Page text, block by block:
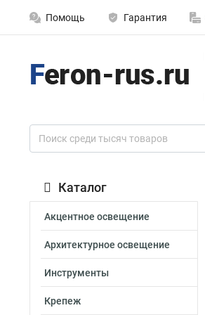
Помощь Гарантия
Каталог
Акцентное освещение
Архитектурное освещение
Инструменты
Крепеж